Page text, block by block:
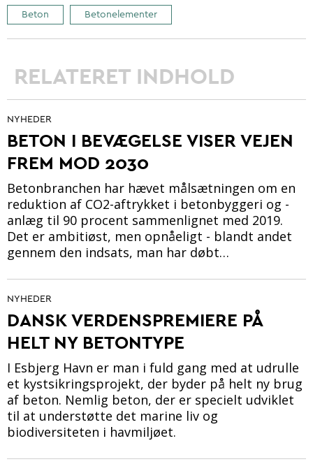
Beton Betonelementer
RELATERET INDHOLD
NYHEDER
BETON I BEVÆGELSE VISER VEJEN
FREM MOD 2030
Betonbranchen har hævet målsætningen om en
reduktion af CO2-aftrykket i betonbyggeri og -
anlæg til 90 procent sammenlignet med 2019.
Det er ambitiøst, men opnåeligt - blandt andet
gennem den indsats, man har døbt…
NYHEDER
DANSK VERDENSPREMIERE PÅ
HELT NY BETONTYPE
I Esbjerg Havn er man i fuld gang med at udrulle
et kystsikringsprojekt, der byder på helt ny brug
af beton. Nemlig beton, der er specielt udviklet
til at understøtte det marine liv og
biodiversiteten i havmiljøet.